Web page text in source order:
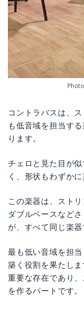
コントラバスは、
も低音域を担当す
ります。
チェロと見た目が
く、形状もわずかに
この楽器は、スト
ダブルベースなど
が、すべて同じ楽器
最も低い音域を担
築く役割を果たし
重要な存在であり
を作るパートです。